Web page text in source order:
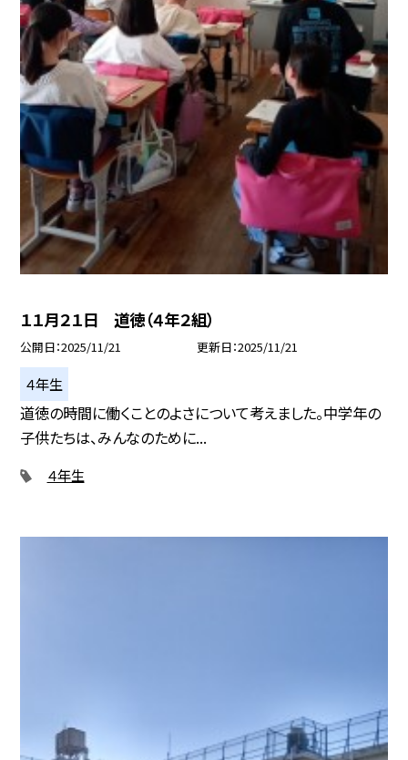
１１月２１日 道徳（４年２組）
公開日 2025/11/21 更新日 2025/11/21
４年生
道徳の時間に働くことのよさについて考えました。中学年の
子供たちは、みんなのために...
４年生